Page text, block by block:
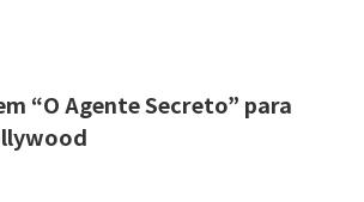
“O Agente Secreto” para